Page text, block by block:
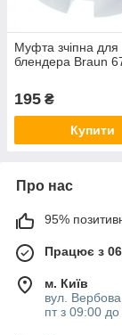
Муфта зчіпна для
блендера Braun
195 ₴
Купити
Про нас
95%
Працює з
м. Київ
вул.
пт з 09:00